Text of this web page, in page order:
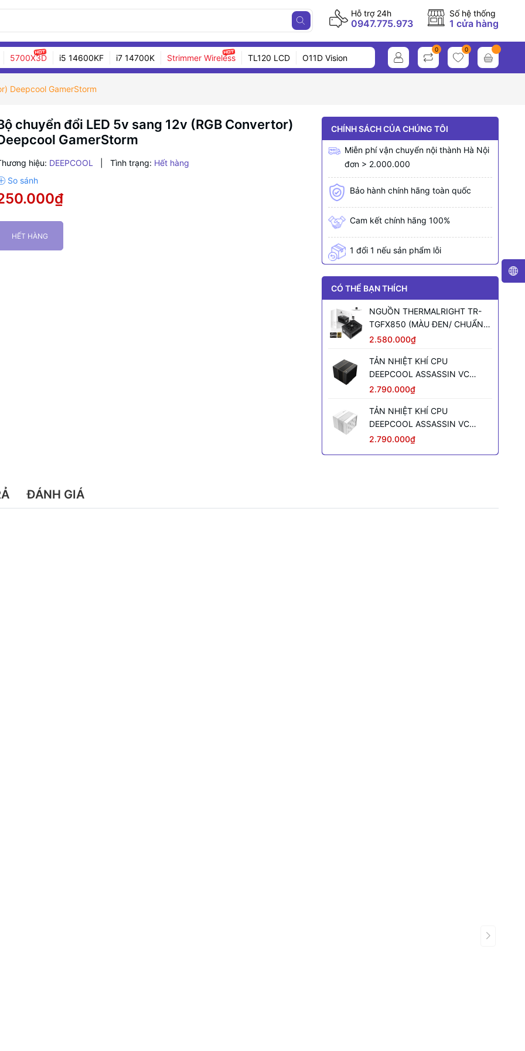
Hỗ trợ 24h
0947.775.973
Số hệ thống
1 cửa hàng
5700X3D i5 14600KF i7 14700K Strimmer Wireless TL120 LCD O11D Vision
0 0
Deepcool GamerStorm
chuyển đổi LED 5v sang 12v (RGB Convertor)
GamerStorm
hiệu: DEEPCOOL Tình trạng: Hết hàng
HẾT HÀNG
CHÍNH SÁCH CỦA CHÚNG TÔI
Miễn phí vận chuyển nội thành Hà Nội
đơn > 2.000.000
Bảo hành chính hãng toàn quốc
Cam kết chính hãng 100%
1 đổi 1 nếu sản phẩm lỗi
CÓ THỂ BẠN THÍCH
NGUỒN THERMALRIGHT TR-
TGFX850 (MÀU ĐEN/ CHUẨN
SFX/ FULL MODULAR/ 850W)
2.580.000₫
TẢN NHIỆT KHÍ CPU
DEEPCOOL ASSASSIN VC
ELITE (MÀU ĐEN)
2.790.000₫
TẢN NHIỆT KHÍ CPU
DEEPCOOL ASSASSIN VC
ELITE WH WH (MÀU TRẮNG)
2.790.000₫
ĐÁNH GIÁ